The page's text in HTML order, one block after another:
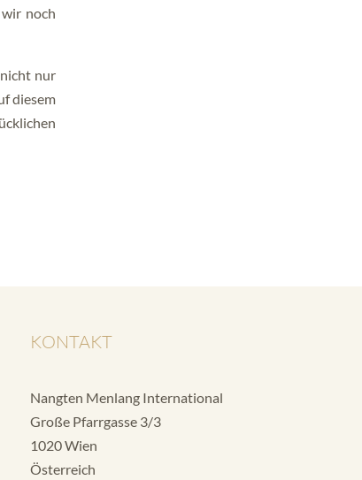
noch
nur
diesem
KONTAKT
Nangten Menlang International
Große Pfarrgasse 3/3
1020 Wien
Österreich